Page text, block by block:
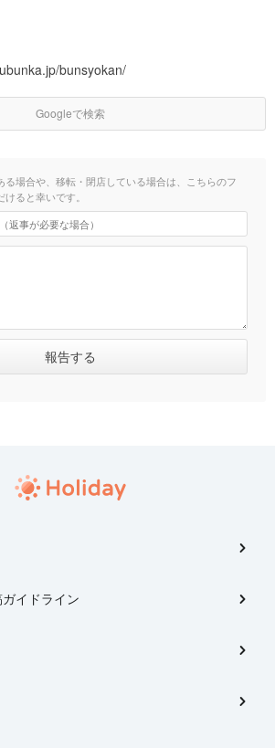
bunsyokan/
Googleで検索
る場合や、移転・閉店している場合は、こちらのフ
ると幸いです。
イドライン